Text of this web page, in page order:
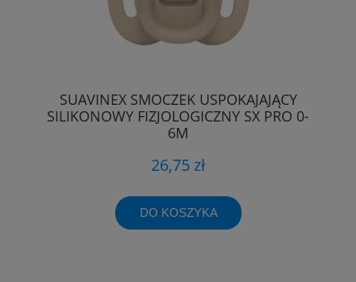
SUAVINEX SMOCZEK USPOKAJAJĄCY
SILIKONOWY FIZJOLOGICZNY SX PRO 0-
6M
26,75 zł
DO KOSZYKA